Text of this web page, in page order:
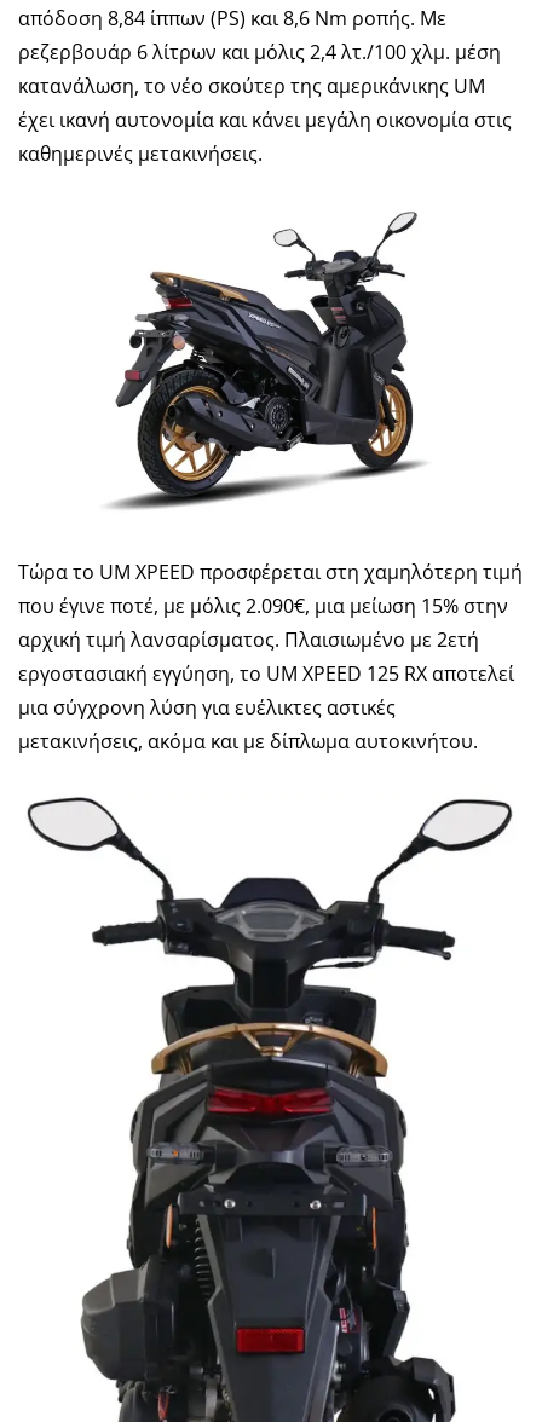
απόδοση 8,84 ίππων (PS) και 8,6 Nm ροπής. Με
ρεζερβουάρ 6 λίτρων και μόλις 2,4 λτ./100 χλμ. μέση
κατανάλωση, το νέο σκούτερ της αμερικάνικης UM
έχει ικανή αυτονομία και κάνει μεγάλη οικονομία στις
καθημερινές μετακινήσεις.
Τώρα το UM XPEED προσφέρεται στη χαμηλότερη τιμή
που έγινε ποτέ, με μόλις 2.090€, μια μείωση 15% στην
αρχική τιμή λανσαρίσματος. Πλαισιωμένο με 2ετή
εργοστασιακή εγγύηση, το UM XPEED 125 RX αποτελεί
μια σύγχρονη λύση για ευέλικτες αστικές
μετακινήσεις, ακόμα και με δίπλωμα αυτοκινήτου.